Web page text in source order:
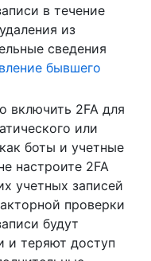
в течение
из
сведения
бывшего
включить 2FA для
или
боты и учетные
настроите 2FA
учетных записей
проверки
будут
и теряют доступ